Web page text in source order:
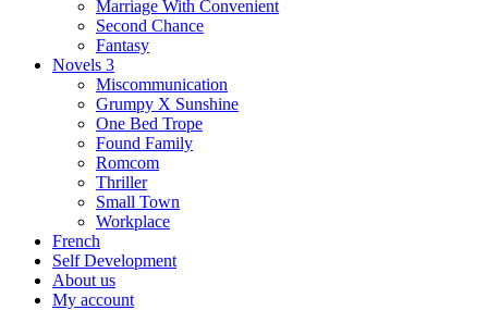
Marriage With Convenient
Second Chance
Fantasy
Novels 3
Miscommunication
Grumpy X Sunshine
One Bed Trope
Found Family
Romcom
Thriller
Small Town
Workplace
French
Self Development
About us
My account